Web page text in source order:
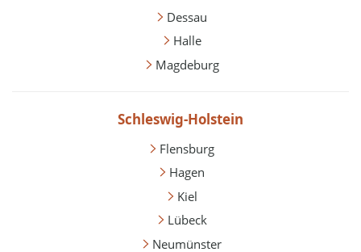
Dessau
Halle
Magdeburg
Schleswig-Holstein
Flensburg
Hagen
Kiel
Lübeck
Neumünster